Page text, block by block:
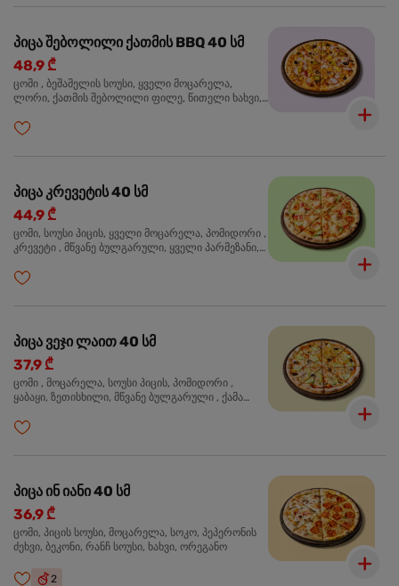
პიცა შებოლილი ქათმის BBQ 40 სმ
48,9 ₾
ცომი , ბეშამელის სოუსი, ყველი მოცარელა,
ლორი, ქათმის შებოლილი ფილე, წითელი ხახვი,
ხალაპენიო, ორეგანო
პიცა კრევეტის 40 სმ
44,9 ₾
ცომი, სოუსი პიცის, ყველი მოცარელა, პომიდორი ,
კრევეტი , მწვანე ბულგარული, ყველი პარმეზანი,
პიცა ვეჯი ლაით 40 სმ
37,9 ₾
ცომი , მოცარელა, სოუსი პიცის, პომიდორი ,
ყაბაყი, ზეთისხილი, მწვანე ბულგარული , ქამა
პიცა ინ იანი 40 სმ
36,9 ₾
ცომი, პიცის სოუსი, მოცარელა, სოკო, პეპერონის
ძეხვი, ბეკონი, რანჩ სოუსი, ხახვი, ორეგანო
2